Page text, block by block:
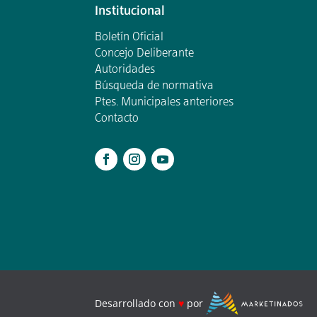
Institucional
Boletín Oficial
Concejo Deliberante
Autoridades
Búsqueda de normativa
Ptes. Municipales anteriores
Contacto
Desarrollado con ♥ por